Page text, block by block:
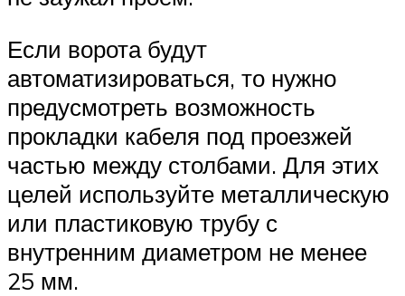
Если ворота будут
автоматизироваться, то нужно
предусмотреть возможность
прокладки кабеля под проезжей
частью между столбами. Для этих
целей используйте металлическую
или пластиковую трубу с
внутренним диаметром не менее
25 мм.